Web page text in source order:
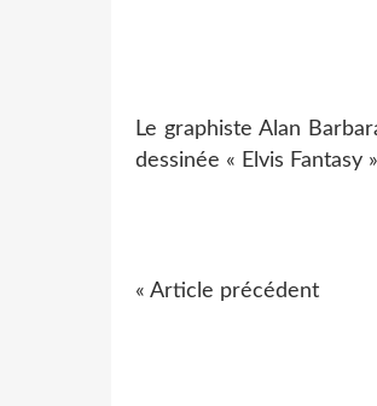
Le graphiste Alan
dessinée « Elvis Fantasy
« Article précédent